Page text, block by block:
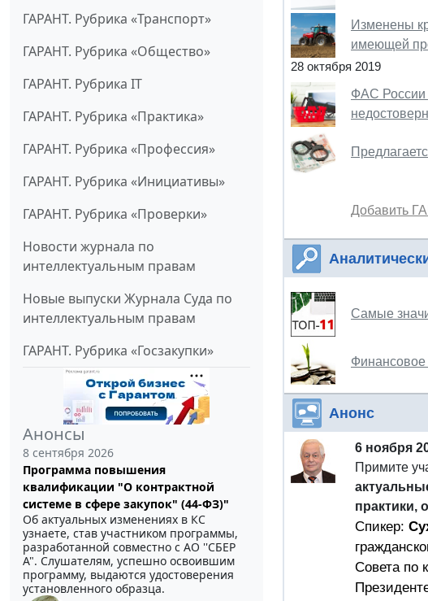
ГАРАНТ. Рубрика «Транспорт»
ГАРАНТ. Рубрика «Общество»
ГАРАНТ. Рубрика IT
ГАРАНТ. Рубрика «Практика»
ГАРАНТ. Рубрика «Профессия»
ГАРАНТ. Рубрика «Инициативы»
ГАРАНТ. Рубрика «Проверки»
Новости журнала по
интеллектуальным правам
Новые выпуски Журнала Суда по
интеллектуальным правам
ГАРАНТ. Рубрика «Госзакупки»
Анонсы
8 сентября 2026
Программа повышения
квалификации "О контрактной
системе в сфере закупок" (44-ФЗ)"
Об актуальных изменениях в КС
узнаете, став участником программы,
разработанной совместно с АО ''СБЕР
А". Слушателям, успешно освоившим
программу, выдаются удостоверения
установленного образца.
Изменены
имеющей
28 октября 2019
ФАС России
Добавить
Самые
Финансовое
Анонс
6 ноября
Примите
практики,
Спикер:
Совета по